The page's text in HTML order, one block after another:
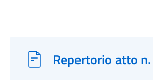
Repertorio atto